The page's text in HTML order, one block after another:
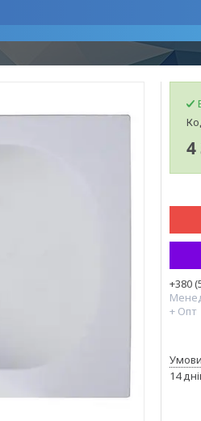
4
+380
+ Опт
14